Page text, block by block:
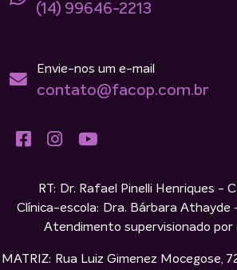
(14) 99646-2213
Envie-nos um e-mail
contato@facop.com.br
RT: Dr. Rafael Pinelli Henriques -
Clínica-escola: Dra. Bárbara Athayde
Atendimento supervisionado por
MATRIZ: Rua Luiz Gimenez Mocegose,